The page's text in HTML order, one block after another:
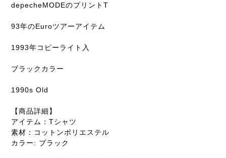
depecheMODEのプリントT
93年のEuroツアーアイテム
1993年コピーライト入
ブラックカラー
1990s Old
【商品詳細】
アイテム：Tシャツ
素材：コットンポリエステル
カラー: ブラック